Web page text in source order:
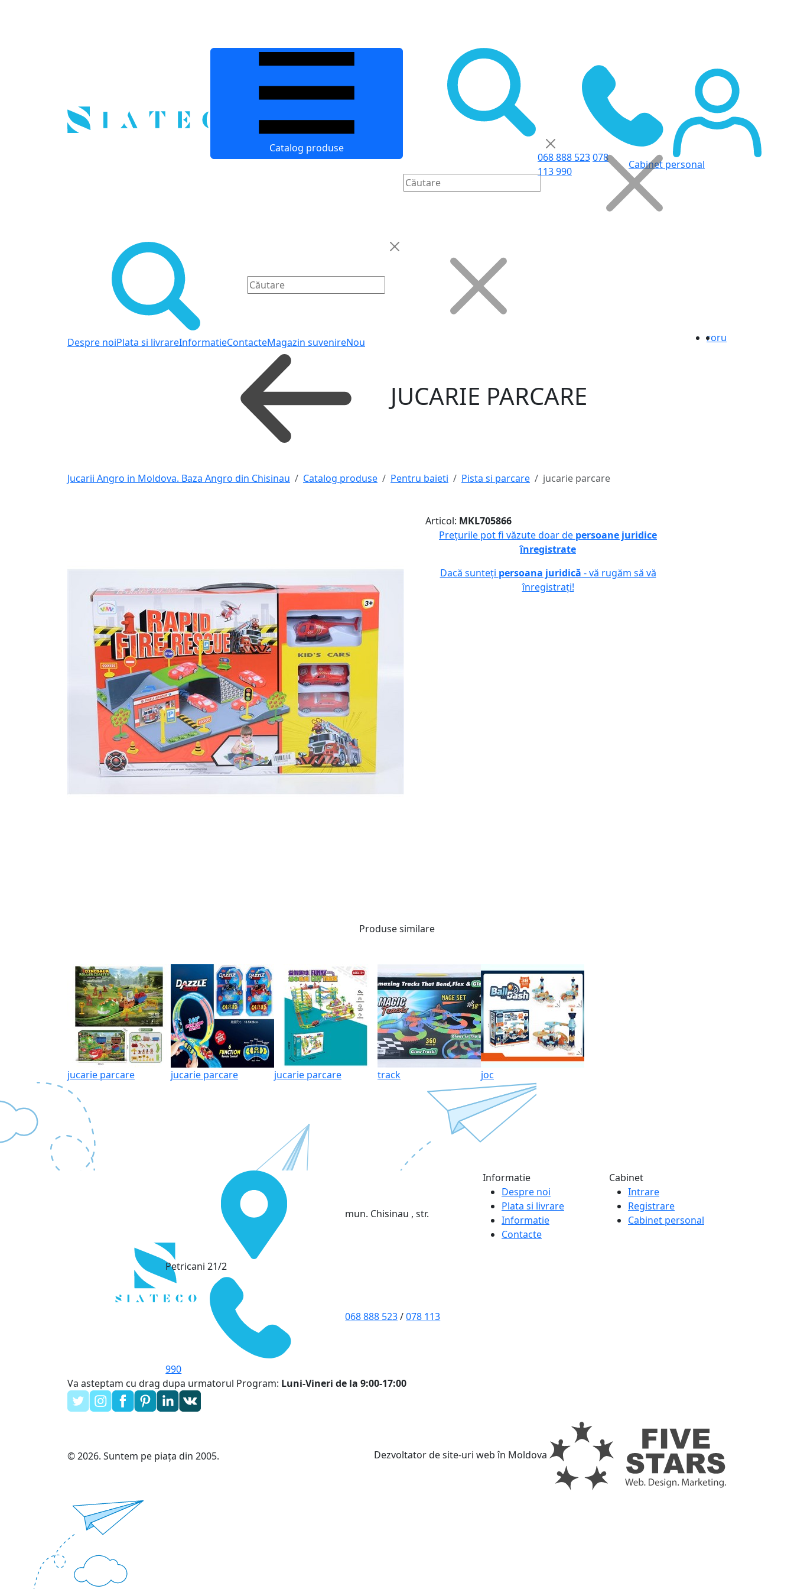
Catalog produse
068 888 523078
113 990
Cabinet personal
Despre noiPlata si livrareInformatieContacteMagazin suvenireNou roru
JUCARIE PARCARE
Jucarii Angro in Moldova. Baza Angro din Chisinau Catalog produse Pentru baieti Pista si parcare jucarie parcare
Articol: MKL705866
Prețurile pot fi văzute doar de persoane juridice
înregistrate
Dacă sunteți persoana juridică - vă rugăm să vă
înregistrați!
Produse similare
jucarie parcare jucarie parcare jucarie parcare track joc
mun. Chisinau , str.
Petricani 21/2
068 888 523/078 113
990
Va asteptam cu drag dupa urmatorul Program: Luni-Vineri de la 9:00-17:00
Informatie
Despre noi
Plata si livrare
Informatie
Contacte
Cabinet
Intrare
Registrare
Cabinet personal
© 2026. Suntem pe piața din 2005. Dezvoltator de site-uri web în Moldova